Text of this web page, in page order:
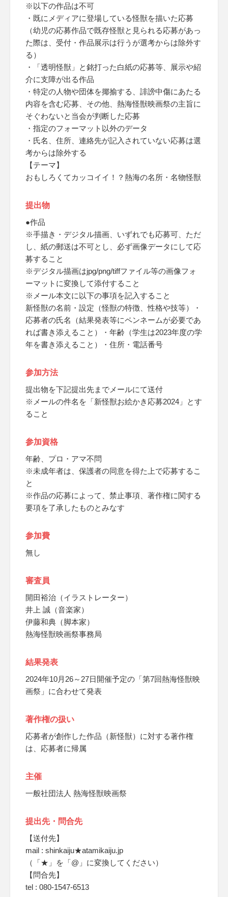
※以下の作品は不可
・既にメディアに登場している怪獣を描いた応募
（幼児の応募作品で既存怪獣と見られる応募があっ
た際は、受付・作品展示は行うが選考からは除外す
る）
・「透明怪獣」と銘打った白紙の応募等、展示や紹
介に支障が出る作品
・特定の人物や団体を揶揄する、誹謗中傷にあたる
内容を含む応募、その他、熱海怪獣映画祭の主旨に
そぐわないと当会が判断した応募
・指定のフォーマット以外のデータ
・氏名、住所、連絡先が記入されていない応募は選
考からは除外する
【テーマ】
おもしろくてカッコイイ！？熱海の名所・名物怪獣
提出物
●作品
※手描き・デジタル描画、いずれでも応募可、ただ
し、紙の郵送は不可とし、必ず画像データにして応
募すること
※デジタル描画はjpg/png/tiffファイル等の画像フォ
ーマットに変換して添付すること
※メール本文に以下の事項を記入すること
新怪獣の名前・設定（怪獣の特徴、性格や技等）・
応募者の氏名（結果発表等にペンネームが必要であ
れば書き添えること）・年齢（学生は2023年度の学
年を書き添えること）・住所・電話番号
参加方法
提出物を下記提出先までメールにて送付
※メールの件名を「新怪獣お絵かき応募2024」とす
ること
参加資格
年齢、プロ・アマ不問
※未成年者は、保護者の同意を得た上で応募するこ
と
※作品の応募によって、禁止事項、著作権に関する
要項を了承したものとみなす
参加費
無し
審査員
開田裕治（イラストレーター）
井上 誠（音楽家）
伊藤和典（脚本家）
熱海怪獣映画祭事務局
結果発表
2024年10月26～27日開催予定の「第7回熱海怪獣映
画祭」に合わせて発表
著作権の扱い
応募者が創作した作品（新怪獣）に対する著作権
は、応募者に帰属
主催
一般社団法人 熱海怪獣映画祭
提出先・問合先
【送付先】
mail : shinkaiju★atamikaiju.jp
（「★」を「@」に変換してください）
【問合先】
tel : 080-1547-6513